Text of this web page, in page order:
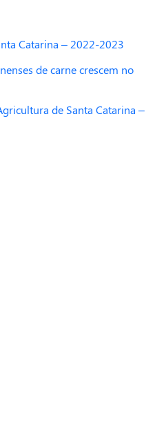
Catarina – 2022-2023
de carne crescem no
de Santa Catarina –